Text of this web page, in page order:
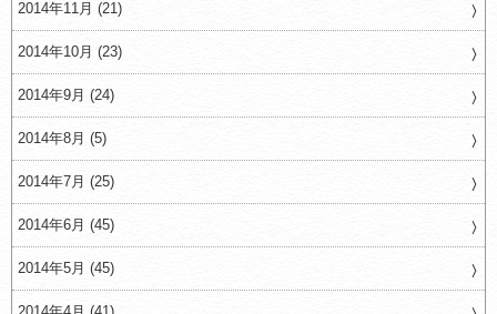
2014年11月 (21)
2014年10月 (23)
2014年9月 (24)
2014年8月 (5)
2014年7月 (25)
2014年6月 (45)
2014年5月 (45)